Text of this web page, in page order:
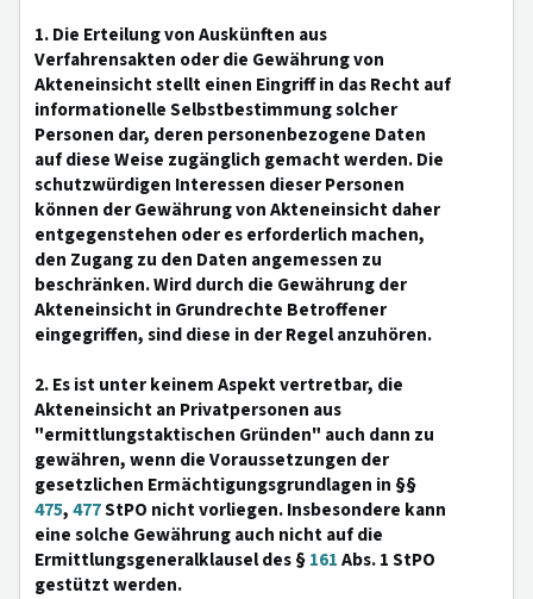
1. Die Erteilung von Auskünften aus
Verfahrensakten oder die Gewährung von
Akteneinsicht stellt einen Eingriff in das Recht auf
informationelle Selbstbestimmung solcher
Personen dar, deren personenbezogene Daten
auf diese Weise zugänglich gemacht werden. Die
schutzwürdigen Interessen dieser Personen
können der Gewährung von Akteneinsicht daher
entgegenstehen oder es erforderlich machen,
den Zugang zu den Daten angemessen zu
beschränken. Wird durch die Gewährung der
Akteneinsicht in Grundrechte Betroffener
eingegriffen, sind diese in der Regel anzuhören.
2. Es ist unter keinem Aspekt vertretbar, die
Akteneinsicht an Privatpersonen aus
"ermittlungstaktischen Gründen" auch dann zu
gewähren, wenn die Voraussetzungen der
gesetzlichen Ermächtigungsgrundlagen in §§
475,477StPO nicht vorliegen. Insbesondere kann
eine solche Gewährung auch nicht auf die
Ermittlungsgeneralklausel des §161Abs. 1 StPO
gestützt werden.